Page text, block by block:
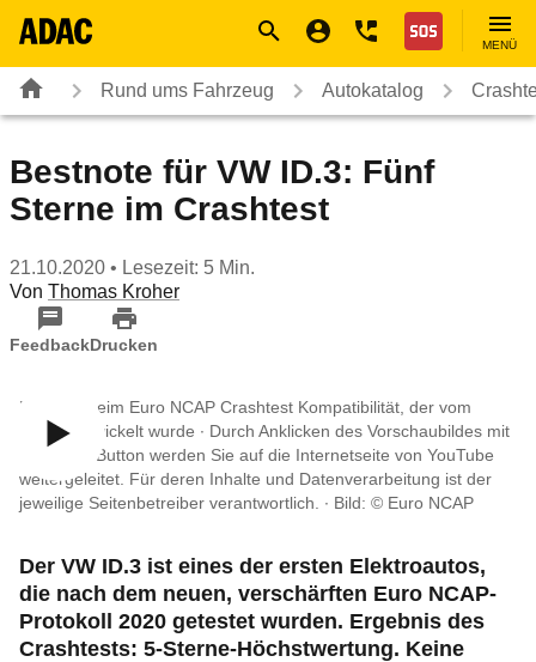
Nothilfe
MENÜ
Rund ums Fahrzeug Autokatalog
Bestnote für VW ID.3: Fünf
Sterne im Crashtest
21.10.2020 • Lesezeit: 5 Min.
Von Thomas Kroher
FeedbackDrucken
Der ID.3 beim Euro NCAP Crashtest Kompatibilität, der vom
ADAC entwickelt wurde ∙ Durch Anklicken des Vorschaubildes mit
dem Play-Button werden Sie auf die Internetseite von YouTube
weitergeleitet. Für deren Inhalte und Datenverarbeitung ist der
jeweilige Seitenbetreiber verantwortlich. ∙ Bild: © Euro NCAP
Der VW ID.3 ist eines der ersten Elektroautos,
die nach dem neuen, verschärften Euro NCAP-
Protokoll 2020 getestet wurden. Ergebnis des
Crashtests: 5-Sterne-Höchstwertung. Keine